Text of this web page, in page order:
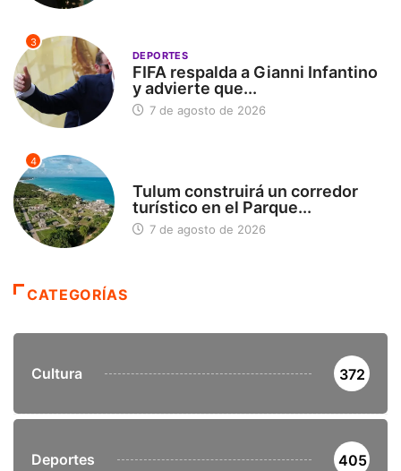
3
DEPORTES
FIFA respalda a Gianni Infantino
y advierte que...
7 de agosto de 2026
4
Tulum construirá un corredor
turístico en el Parque...
7 de agosto de 2026
CATEGORÍAS
Cultura 372
Deportes 405